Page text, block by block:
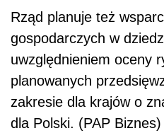
Rząd planuje też
gospodarczych w
uwzględnieniem oceny
planowanych
zakresie dla krajów o
dla Polski. (PAP Biznes)